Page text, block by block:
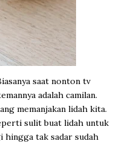
saat nonton tv
adalah camilan.
memanjakan lidah kita.
sulit buat lidah untuk
hingga tak sadar sudah